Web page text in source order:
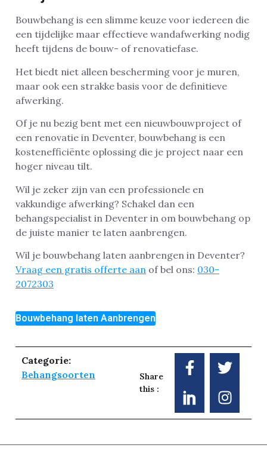
Bouwbehang is een slimme keuze voor iedereen die
een tijdelijke maar effectieve wandafwerking nodig
heeft tijdens de bouw- of renovatiefase.
Het biedt niet alleen bescherming voor je muren,
maar ook een strakke basis voor de definitieve
afwerking.
Of je nu bezig bent met een nieuwbouwproject of
een renovatie in Deventer, bouwbehang is een
kostenefficiënte oplossing die je project naar een
hoger niveau tilt.
Wil je zeker zijn van een professionele en
vakkundige afwerking? Schakel dan een
behangspecialist in Deventer in om bouwbehang op
de juiste manier te laten aanbrengen.
Wil je bouwbehang laten aanbrengen in Deventer?
Vraag een gratis offerte aan of bel ons: 030-
2072303
Bouwbehang laten Aanbrengen
Categorie:
Behangsoorten
Share
this :